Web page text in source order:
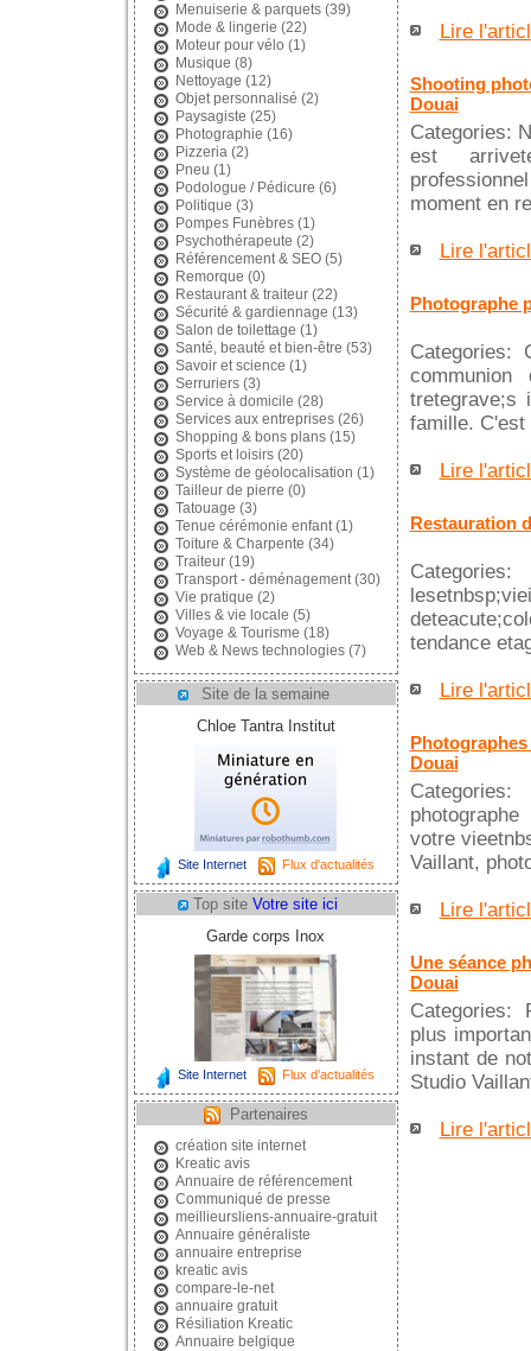
Menuiserie & parquets(39)
Mode & lingerie (22)
Moteur pour vélo (1)
Musique (8)
Nettoyage (12)
Objet personnalisé (2)
Paysagiste (25)
Photographie (16)
Pizzeria (2)
Pneu (1)
Podologue / Pédicure (6)
Politique (3)
Pompes Funèbres(1)
Psychothérapeute (2)
Référencement & SEO(5)
Remorque (0)
Restaurant & traiteur(22)
Sécurité & gardiennage (13)
Salon de toilettage (1)
Santé, beauté et bien-être (53)
Savoir et science (1)
Serruriers(3)
Service à domicile (28)
Services aux entreprises(26)
Shopping & bons plans(15)
Sports et loisirs(20)
Système de géolocalisation (1)
Tailleur de pierre (0)
Tatouage (3)
Tenue cérémonie enfant(1)
Toiture & Charpente (34)
Traiteur(19)
Transport - déménagement(30)
Vie pratique (2)
Villes & vie locale (5)
Voyage & Tourisme (18)
Web & News technologies(7)
Site de la semaine
Chloe Tantra Institut
Site Internet Flux d'actualités
Top site Votre site ici
Garde corps Inox
Site Internet Flux d'actualités
Partenaires
création site internet
Kreatic avis
Annuaire de référencement
Communiqué de presse
meillieursliens-annuaire-gratuit
Annuaire généraliste
annuaire entreprise
kreatic avis
compare-le-net
annuaire gratuit
Résiliation Kreatic
Annuaire belgique
Lire
Shooting
Douai
Categories:
est
moment en
Lire
Photographe
Categories:
tretegrave;s
famille. C'est
Lire
Restauration
tendance
Lire
Douai
votre
Vaillant,
Lire
Une séance
Douai
Categories:
plus
instant de
Studio
Lire